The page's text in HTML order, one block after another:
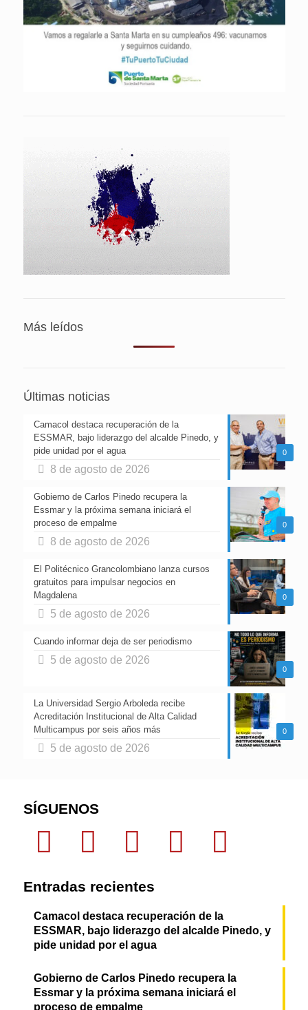
Más leídos
Últimas noticias
0
Camacol destaca recuperación de la
ESSMAR, bajo liderazgo del alcalde Pinedo, y
pide unidad por el agua
8 de agosto de 2026
0
Gobierno de Carlos Pinedo recupera la
Essmar y la próxima semana iniciará el
proceso de empalme
8 de agosto de 2026
0
El Politécnico Grancolombiano lanza cursos
gratuitos para impulsar negocios en
Magdalena
5 de agosto de 2026
0
Cuando informar deja de ser periodismo
5 de agosto de 2026
0
La Universidad Sergio Arboleda recibe
Acreditación Institucional de Alta Calidad
Multicampus por seis años más
5 de agosto de 2026
SÍGUENOS
Entradas recientes
Camacol destaca recuperación de la
ESSMAR, bajo liderazgo del alcalde Pinedo, y
pide unidad por el agua
Gobierno de Carlos Pinedo recupera la
Essmar y la próxima semana iniciará el
proceso de empalme